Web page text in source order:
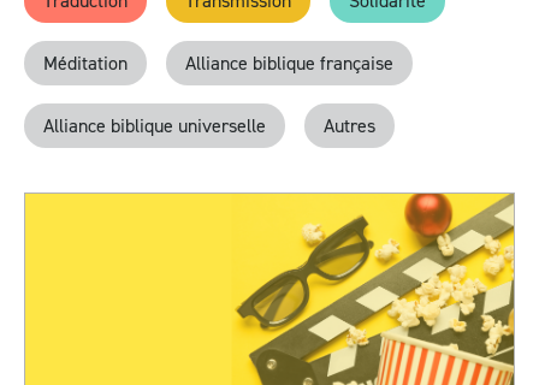
Méditation Alliance biblique française
Alliance biblique universelle Autres